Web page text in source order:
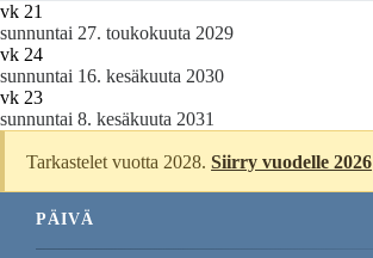
vk 21
sunnuntai 27. toukokuuta 2029
vk 24
sunnuntai 16. kesäkuuta 2030
vk 23
sunnuntai 8. kesäkuuta 2031
Tarkastelet vuotta 2028.Siirry vuodelle 2026
PÄIVÄ